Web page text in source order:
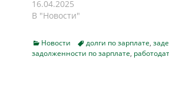
зарплаты,…
обратились в
редакцию
проблемой.
Владимир Кожин,
16.04.2025
В "Новости"
Categories
Новости Tagsдолги по зарплате,
задолженности по зарплате,